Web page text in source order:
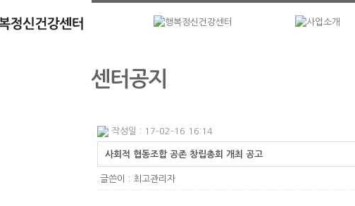
센터공지
작성일 : 17-02-16 16:14
사회적 협동조합 공존 창립총회 개최 공고
글쓴이 : 최고관리자